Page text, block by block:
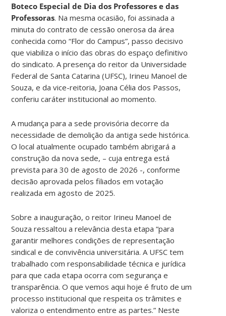
Boteco Especial de Dia dos Professores e das
Professoras. Na mesma ocasião, foi assinada a
minuta do contrato de cessão onerosa da área
conhecida como “Flor do Campus”, passo decisivo
que viabiliza o início das obras do espaço definitivo
do sindicato. A presença do reitor da Universidade
Federal de Santa Catarina (UFSC), Irineu Manoel de
Souza, e da vice-reitoria, Joana Célia dos Passos,
conferiu caráter institucional ao momento.
A mudança para a sede provisória decorre da
necessidade de demolição da antiga sede histórica.
O local atualmente ocupado também abrigará a
construção da nova sede, – cuja entrega está
prevista para 30 de agosto de 2026 -, conforme
decisão aprovada pelos filiados em votação
realizada em agosto de 2025.
Sobre a inauguração, o reitor Irineu Manoel de
Souza ressaltou a relevância desta etapa “para
garantir melhores condições de representação
sindical e de convivência universitária. A UFSC tem
trabalhado com responsabilidade técnica e jurídica
para que cada etapa ocorra com segurança e
transparência. O que vemos aqui hoje é fruto de um
processo institucional que respeita os trâmites e
valoriza o entendimento entre as partes.” Neste